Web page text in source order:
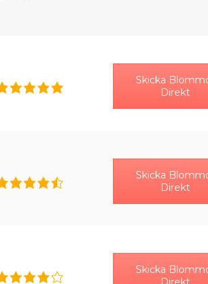
Skicka
Direkt
Skicka
Direkt
Skicka